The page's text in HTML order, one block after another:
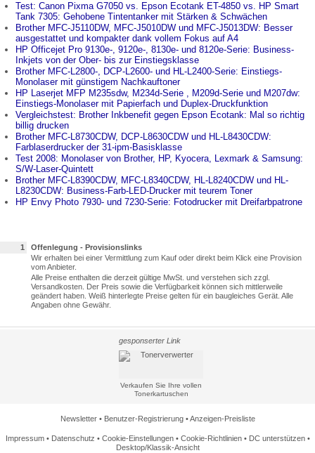
Test: Canon Pixma G7050 vs. Epson Ecotank ET-4850 vs. HP Smart
Tank 7305: Gehobene Tintentanker mit Stärken & Schwächen
Brother MFC-J5110DW, MFC-J5010DW und MFC-J5013DW: Besser
ausgestattet und kompakter dank vollem Fokus auf A4
HP Officejet Pro 9130e-, 9120e-, 8130e- und 8120e-Serie: Business-
Inkjets von der Ober- bis zur Einstiegsklasse
Brother MFC-L2800-, DCP-L2600- und HL-L2400-Serie: Einstiegs-
Monolaser mit günstigem Nachkauftoner
HP Laserjet MFP M235sdw, M234d-Serie , M209d-Serie und M207dw:
Einstiegs-Monolaser mit Papierfach und Duplex-Druckfunktion
Vergleichstest: Brother Inkbenefit gegen Epson Ecotank: Mal so richtig
billig drucken
Brother MFC-L8730CDW, DCP-L8630CDW und HL-L8430CDW:
Farblaserdrucker der 31-ipm-Basisklasse
Test 2008: Monolaser von Brother, HP, Kyocera, Lexmark & Samsung:
S/W-Laser-Quintett
Brother MFC-L8390CDW, MFC-L8340CDW, HL-L8240CDW und HL-
L8230CDW: Business-Farb-LED-Drucker mit teurem Toner
HP Envy Photo 7930- und 7230-Serie: Fotodrucker mit Dreifarbpatrone
1
Offenlegung - Provisionslinks
Wir erhalten bei einer Vermittlung zum Kauf oder direkt beim Klick eine Provision
vom Anbieter.
Alle Preise enthalten die derzeit gültige MwSt. und verstehen sich zzgl.
Versandkosten. Der Preis sowie die Verfügbarkeit können sich mittlerweile
geändert haben. Weiß hinterlegte Preise gelten für ein baugleiches Gerät. Alle
Angaben ohne Gewähr.
gesponserter Link
Verkaufen Sie Ihre vollen
Tonerkartuschen
Newsletter• Benutzer-Registrierung•Anzeigen-Preisliste
Impressum• Datenschutz • Cookie-Einstellungen• Cookie-Richtlinien• DC unterstützen•
Desktop/Klassik-Ansicht